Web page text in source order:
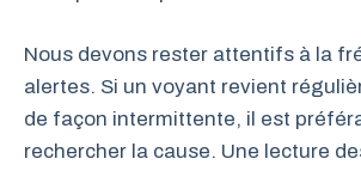
Nous devons rester attentifs à la
alertes. Si un voyant revient
de façon intermittente, il est
rechercher la cause. Une lecture